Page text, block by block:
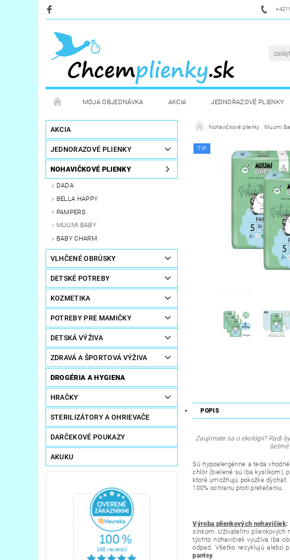
MOJA OBJEDNÁVKA AKCIA JEDNORAZOVÉ PLIENKY
KOZMETIKA DETSKÁ VÝŽIVA
STERILIZÁTORY A OHRIEVAČE DARČEKOVÉ POUKAZY AKUKU
AKCIA
JEDNORAZOVÉ PLIENKY
NOHAVIČKOVÉ PLIENKY
DADA
BELLA HAPPY
PAMPERS
MUUMI BABY
BABY CHARM
VLHČENÉ OBRÚSKY
DETSKÉ POTREBY
KOZMETIKA
POTREBY PRE MAMIČKY
DETSKÁ VÝŽIVA
ZDRAVÁ A ŠPORTOVÁ VÝŽIVA
DROGÉRIA A HYGIENA
HRAČKY
STERILIZÁTORY A OHRIEVAČE
DARČEKOVÉ POUKAZY
AKUKU
Nohavičkové plienky Muumi
TIP
POPIS
Zaujímate sa o ekológii? Radi
Sú hypoalergénne a teda
chlór (bielené sú iba kyslíkom),
ktoré umožňujú pokožke
100% ochranu proti pretečeniu.
Výroba plienkových nohavičiek:
slnkom. Užívateľmi plienkových
týchto nohavičiek využíva iba
odpad. Všetko recyklujú alebo
pantsy.